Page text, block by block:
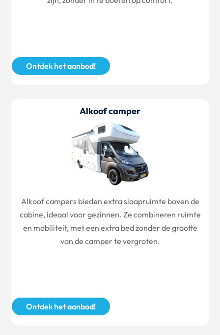
Ontdek het aanbod!
Alkoof camper
Alkoof campers bieden extra slaapruimte boven de
cabine, ideaal voor gezinnen. Ze combineren ruimte
en mobiliteit, met een extra bed zonder de grootte
van de camper te vergroten.
Ontdek het aanbod!